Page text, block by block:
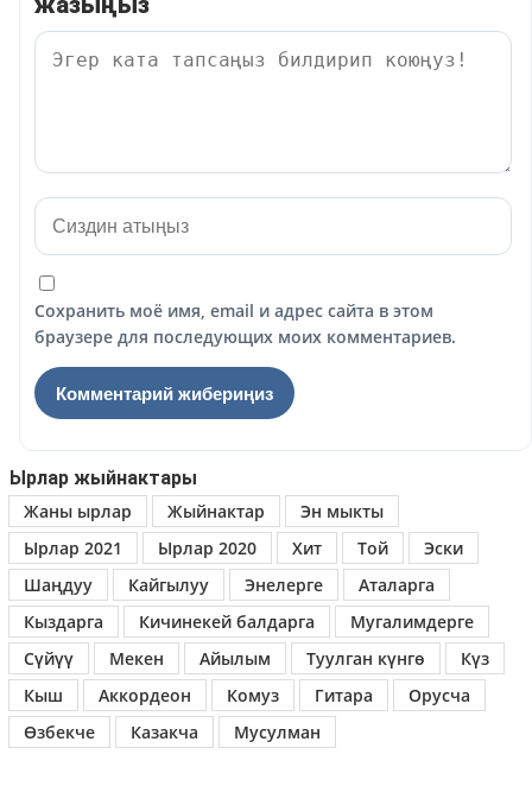
Сохранить моё имя, email и адрес сайта в этом
браузере для последующих моих комментариев.
Ырлар жыйнактары
Жаны ырлар
Жыйнактар
Эн мыкты
Ырлар 2021
Ырлар 2020 Хит Той
Эски
Шаңдуу
Кайгылуу Энелерге
Аталарга
Кыздарга
Кичинекей балдарга
Мугалимдерге
Сүйүү
Мекен Айылым Туулган күнгө
Күз
Кыш
Аккордеон Комуз Гитара
Орусча
Өзбекче
Казакча Мусулман